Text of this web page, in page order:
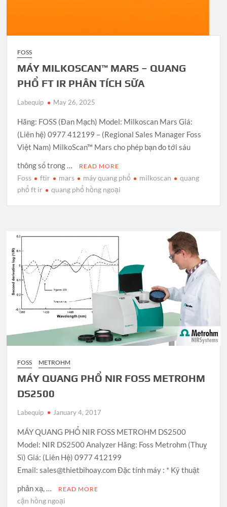
FOSS
MÁY MILKOSCAN™ MARS – QUANG
PHỔ FT IR PHÂN TÍCH SỮA
Labequip May 26, 2025
Hãng: FOSS (Đan Mạch) Model: Milkoscan Mars Giá:
(Liên hệ) 0977 412199 – (Regional Sales Manager Foss
Việt Nam) MilkoScan™ Mars cho phép bạn đo tới sáu
thông số trong …
READ MORE
Foss ftir mars máy quang phổ milkoscan
quang
phổ ft ir
quang phổ hồng ngoại
FOSS METROHM
MÁY QUANG PHỔ NIR FOSS METROHM
DS2500
Labequip January 4, 2017
MÁY QUANG PHỔ NIR FOSS METROHM DS2500
Model: NIR DS2500 Analyzer Hãng: Foss Metrohm (Thuỵ
Sĩ) Giá: (Liên Hệ) 0977 412199
Email: sales@thietbihoay.com Đặc tính máy : * Kỹ thuật
phản xạ, …
READ MORE
cận hồng ngoại